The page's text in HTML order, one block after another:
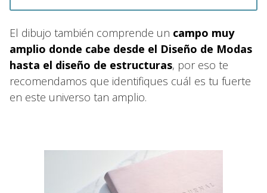
El dibujo también comprende un campo muy
amplio donde cabe desde el Diseño de Modas
hasta el diseño de estructuras, por eso te
recomendamos que identifiques cuál es tu fuerte
en este universo tan amplio.